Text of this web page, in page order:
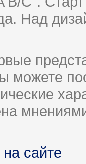
Над
можете
сайте